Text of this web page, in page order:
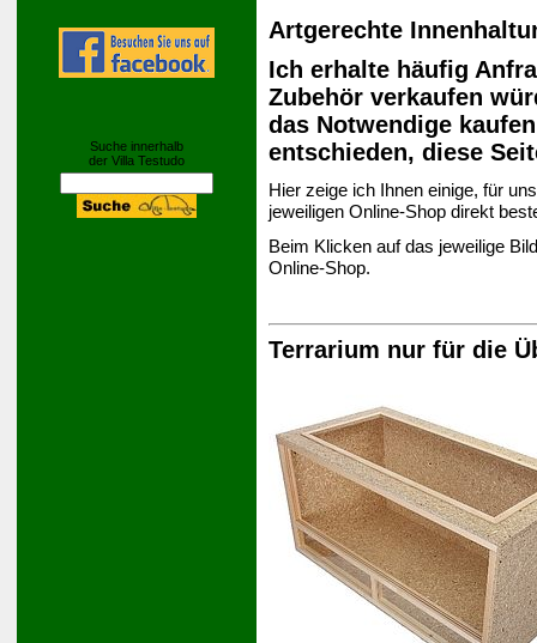
Suche innerhalb
der Villa Testudo
Artgerechte
Ich erhalte häufig
Zubehör verkaufen
das Notwendige
entschieden, diese
Hier zeige ich Ihnen einige, für
jeweiligen Online-Shop direkt
Beim Klicken auf das jeweilige
Online-Shop.
Terrarium nur für die